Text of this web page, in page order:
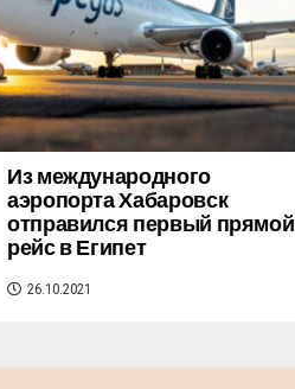
Из международного
аэропорта Хабаровск
отправился первый прямой
рейс в Египет
26.10.2021